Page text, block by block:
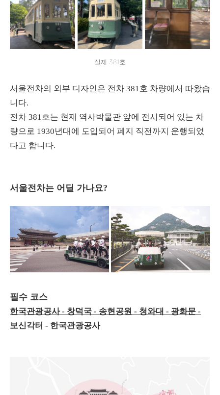
실제 381호
서울전차의 외부 디자인은 전차 381호 차량에서 따왔습
니다.
전차 381호는 현재 역사박물관 앞에 전시되어 있는 차
량으로 1930년대에 도입되어 폐지 직전까지 운행되었
다고 합니다.
서울전차는 어딜 가나요?
필수 코스
한국관광공사 - 창덕국 - 송현공원 - 청와대 - 광화문 -
보신각터 - 한국관광공사